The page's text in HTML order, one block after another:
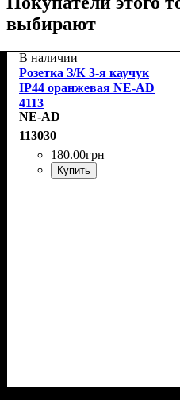
выбирают
В наличии
Розетка З/К 3-я каучук
IP44 оранжевая NE-AD
4113
NE-AD
113030
180.00грн
Купить